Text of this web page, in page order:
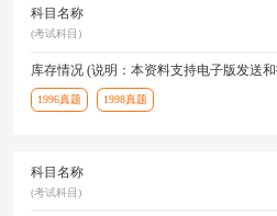
科目名称
(考试科目)
库存情况 (说明：本资料支持电子版发送
1996真题 1998真题
科目名称
(考试科目)